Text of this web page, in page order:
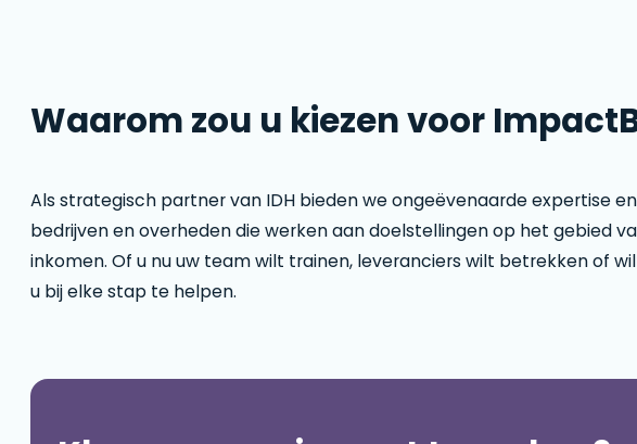
Waarom zou u kiezen voor
Als strategisch partner van IDH bieden we ongeëvenaarde expertise
bedrijven en overheden die werken aan doelstellingen op het gebied
inkomen. Of u nu uw team wilt trainen, leveranciers wilt betrekken of
u bij elke stap te helpen.